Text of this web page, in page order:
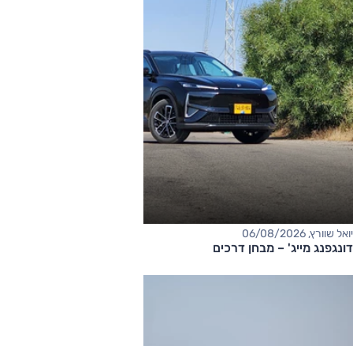
יואל שוורץ, 06/08/2026
דונגפנג מייג' – מבחן דרכים